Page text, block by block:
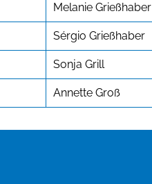
Melanie Grießhaber
Sérgio Grießhaber
Sonja Grill
Annette Groß